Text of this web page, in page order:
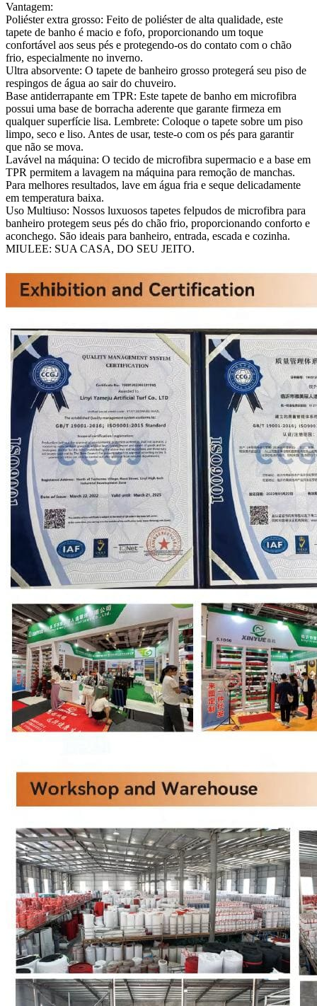
Vantagem:
Poliéster extra grosso: Feito de poliéster de alta qualidade, este
tapete de banho é macio e fofo, proporcionando um toque
confortável aos seus pés e protegendo-os do contato com o chão
frio, especialmente no inverno.
Ultra absorvente: O tapete de banheiro grosso protegerá seu piso de
respingos de água ao sair do chuveiro.
Base antiderrapante em TPR: Este tapete de banho em microfibra
possui uma base de borracha aderente que garante firmeza em
qualquer superfície lisa. Lembrete: Coloque o tapete sobre um piso
limpo, seco e liso. Antes de usar, teste-o com os pés para garantir
que não se mova.
Lavável na máquina: O tecido de microfibra supermacio e a base em
TPR permitem a lavagem na máquina para remoção de manchas.
Para melhores resultados, lave em água fria e seque delicadamente
em temperatura baixa.
Uso Multiuso: Nossos luxuosos tapetes felpudos de microfibra para
banheiro protegem seus pés do chão frio, proporcionando conforto e
aconchego. São ideais para banheiro, entrada, escada e cozinha.
MIULEE: SUA CASA, DO SEU JEITO.